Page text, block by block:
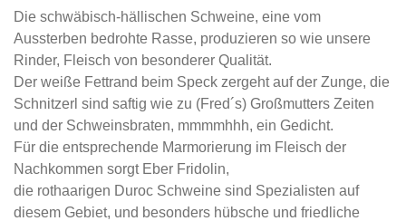
Die schwäbisch-hällischen Schweine, eine vom
Aussterben bedrohte Rasse, produzieren so wie unsere
Rinder, Fleisch von besonderer Qualität.
Der weiße Fettrand beim Speck zergeht auf der Zunge, die
Schnitzerl sind saftig wie zu (Fred´s) Großmutters Zeiten
und der Schweinsbraten, mmmmhhh, ein Gedicht.
Für die entsprechende Marmorierung im Fleisch der
Nachkommen sorgt Eber Fridolin,
die rothaarigen Duroc Schweine sind Spezialisten auf
diesem Gebiet, und besonders hübsche und friedliche